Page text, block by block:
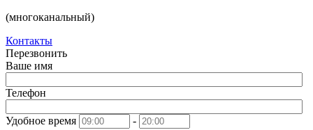
(многоканальный)
Контакты
Перезвонить
Ваше имя
Телефон
Удобное время
-